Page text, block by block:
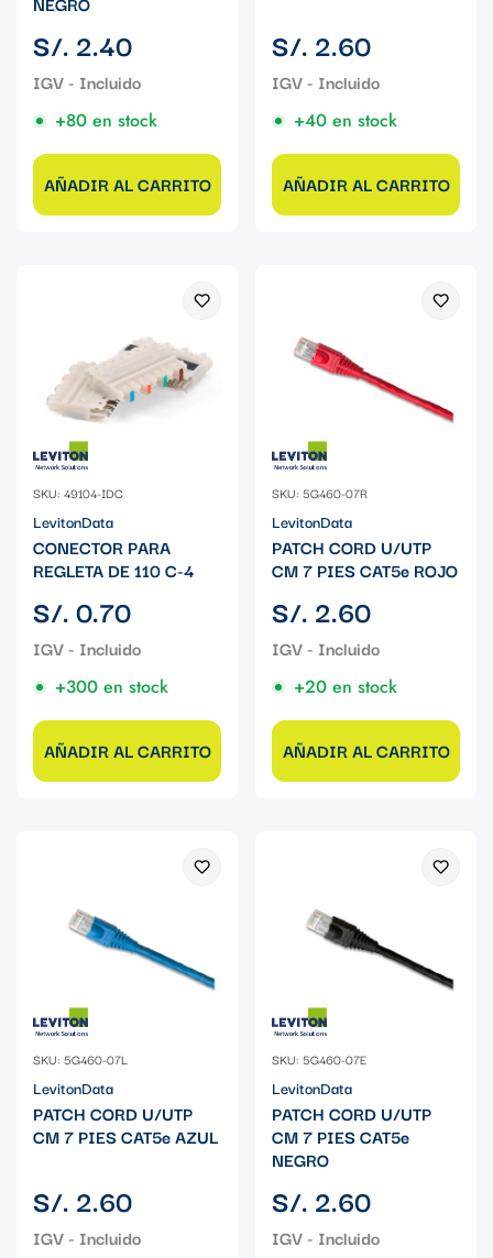
Precio
regular
S/. 2.40
+80 en stock
AÑADIR AL CARRITO
Precio
regular
S/. 2.60
+40 en stock
AÑADIR AL CARRITO
SKU: 49104-IDC
LevitonData
CONECTOR PARA
REGLETA DE 110 C-4
Precio
regular
S/. 0.70
+300 en stock
AÑADIR AL CARRITO
SKU: 5G460-07R
LevitonData
PATCH CORD U/UTP
CM 7 PIES CAT5e ROJO
Precio
regular
S/. 2.60
+20 en stock
AÑADIR AL CARRITO
SKU: 5G460-07L
LevitonData
PATCH CORD U/UTP
CM 7 PIES CAT5e AZUL
Precio
regular
S/. 2.60
SKU: 5G460-07E
LevitonData
PATCH CORD U/UTP
CM 7 PIES CAT5e
NEGRO
Precio
regular
S/. 2.60